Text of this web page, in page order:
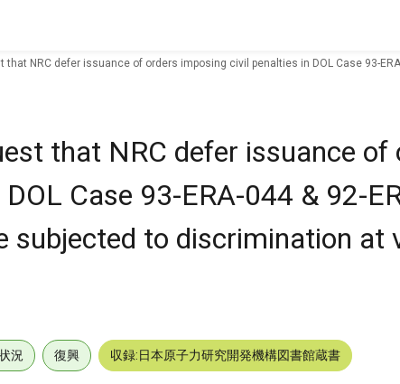
that NRC defer issuance of orders imposing civil penalties in DOL Case 93-
that NRC defer issuance of
Case 93-ERA-044 & 92-
subjected to discrimination at
況 復興 収録:日本原子力研究開発機構図書館蔵書